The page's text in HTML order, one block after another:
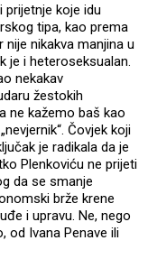
koje idu
tipa, kao prema
nije nikakva manjina u
je i heteroseksualan.
nekakav
žestokih
ne kažemo baš kao
Čovjek koji
je radikala da je
Plenkoviću ne prijeti
da se smanje
brže krene
i upravu. Ne, nego
od Ivana Penave ili